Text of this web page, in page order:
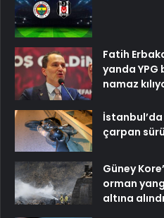
Fatih
yanda YPG
namaz
çarpan
Güney
orman
altına alındı